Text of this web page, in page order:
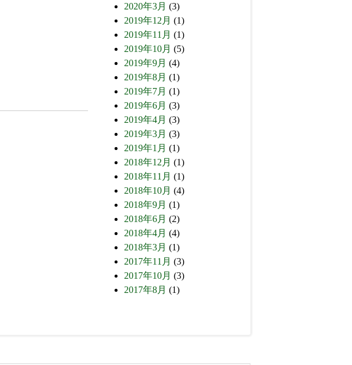
2020年3月 (3)
2019年12月 (1)
2019年11月 (1)
2019年10月 (5)
2019年9月 (4)
2019年8月 (1)
2019年7月 (1)
2019年6月 (3)
2019年4月 (3)
2019年3月 (3)
2019年1月 (1)
2018年12月 (1)
2018年11月 (1)
2018年10月 (4)
2018年9月 (1)
2018年6月 (2)
2018年4月 (4)
2018年3月 (1)
2017年11月 (3)
2017年10月 (3)
2017年8月 (1)